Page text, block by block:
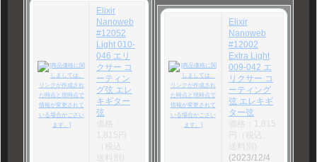
Elixir
Nanoweb
#12052
Light 010-
046 エリ
クサー コ
ーティン
グ弦 エレ
キギター
弦
価格：
1,815円
（税込、
Elixir
Nanoweb
#12002
Extra Light
009-042 エ
リクサー コ
ーティング
弦 エレキギ
ター弦
価格：1,815
円（税込、
(2023/12/4